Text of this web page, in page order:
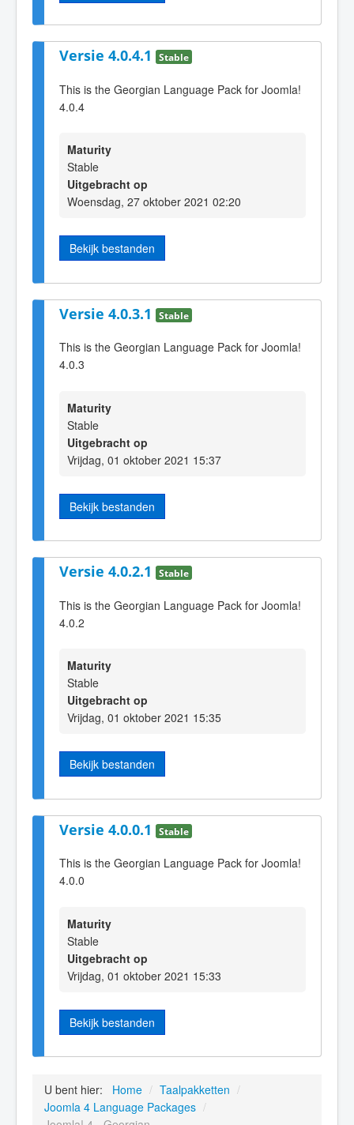
Versie 4.0.4.1 Stable
This is the Georgian Language Pack for Joomla!
4.0.4
Maturity
Stable
Uitgebracht op
Woensdag, 27 oktober 2021 02:20
Bekijk bestanden
Versie 4.0.3.1 Stable
This is the Georgian Language Pack for Joomla!
4.0.3
Maturity
Stable
Uitgebracht op
Vrijdag, 01 oktober 2021 15:37
Bekijk bestanden
Versie 4.0.2.1 Stable
This is the Georgian Language Pack for Joomla!
4.0.2
Maturity
Stable
Uitgebracht op
Vrijdag, 01 oktober 2021 15:35
Bekijk bestanden
Versie 4.0.0.1 Stable
This is the Georgian Language Pack for Joomla!
4.0.0
Maturity
Stable
Uitgebracht op
Vrijdag, 01 oktober 2021 15:33
Bekijk bestanden
U bent hier: Home / Taalpakketten /
Joomla 4 Language Packages /